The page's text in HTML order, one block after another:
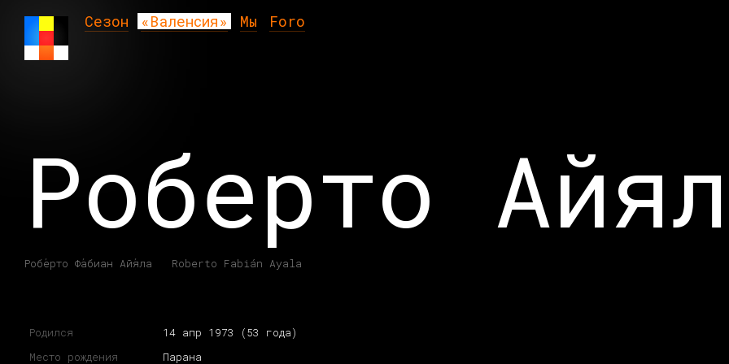
Сезон «Валенсия» Мы Foro
Роберто
Робе́рто Фа́биан Айя́ла Roberto Fabián Ayala
Родился
14 апр 1973 (53 года)
Место рождения
Парана